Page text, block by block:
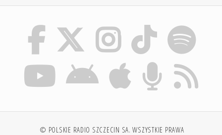
© POLSKIE RADIO SZCZECIN SA. WSZYSTKIE PRAWA